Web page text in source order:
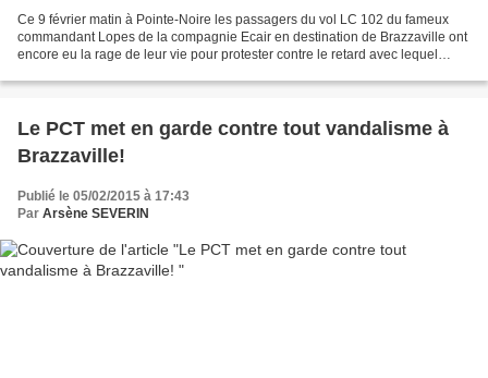
Ce 9 février matin à Pointe-Noire les passagers du vol LC 102 du fameux
commandant Lopes de la compagnie Ecair en destination de Brazzaville ont
encore eu la rage de leur vie pour protester contre le retard avec lequel
Le PCT met en garde contre tout vandalisme à
Brazzaville!
Publié le 05/02/2015 à 17:43
Par Arsène SEVERIN